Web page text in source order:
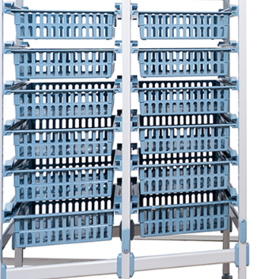
模块化医用装备
生产设计领导者